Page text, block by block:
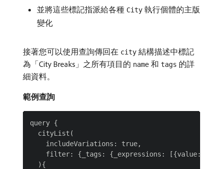
並將這些標記指派給各種 City 執行個體的主版
變化
接著您可以使用查詢傳回在 city 結構描述中標記
為「City Breaks」之所有項目的 name 和 tags 的詳
細資料。
範例查詢
query {
  cityList(
    includeVariations: true,
filter: {_tags: {_expressions: [{value:
  ){